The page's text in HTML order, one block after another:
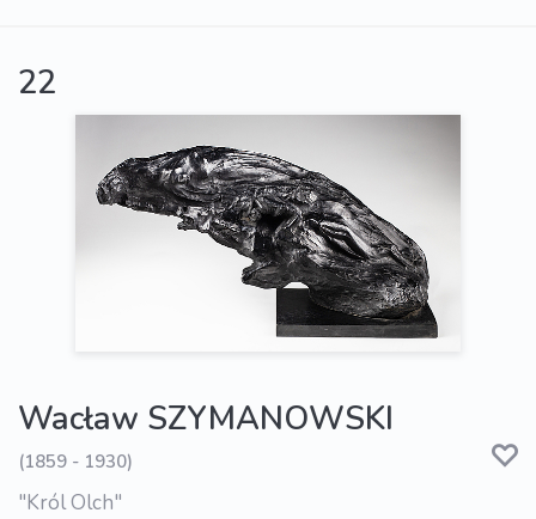
22
Wacław SZYMANOWSKI
(1859 - 1930)
"Król Olch"